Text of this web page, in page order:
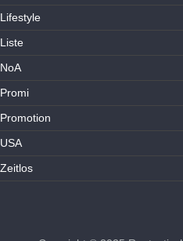
Lifestyle
Liste
NoA
Promi
Promotion
USA
Zeitlos